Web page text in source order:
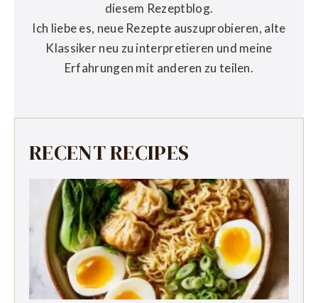
diesem Rezeptblog.
Ich liebe es, neue Rezepte auszuprobieren, alte
Klassiker neu zu interpretieren und meine
Erfahrungen mit anderen zu teilen.
RECENT RECIPES